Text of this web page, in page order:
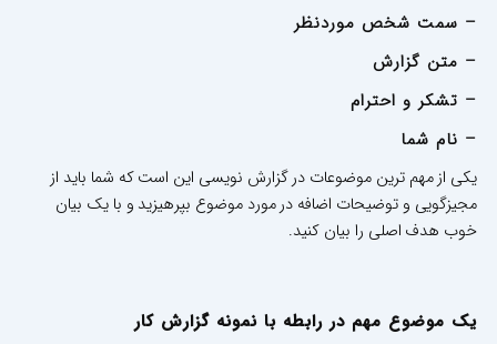
– سمت شخص موردنظر
– متن گزارش
– تشکر و احترام
– نام شما
یکی از مهم ترین موضوعات در گزارش نویسی این است که شما باید از
مجیزگویی و توضیحات اضافه در مورد موضوع بپرهیزید و با یک بیان
خوب هدف اصلی را بیان کنید.
یک موضوع مهم در رابطه با نمونه گزارش کار